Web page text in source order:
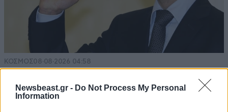
Newsbeast.gr - Do Not Process My Personal
Information
ΚΟΣΜΟΣ08·08·2026 04:58
άνθρωπος των βασανιστηρίων της Συρίας
εντοπίστηκε στη Ρωσία